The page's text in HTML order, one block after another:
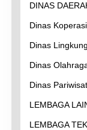
DINAS
Dinas
Dinas
Dinas
Dinas
LEMBAGA
LEMBAGA